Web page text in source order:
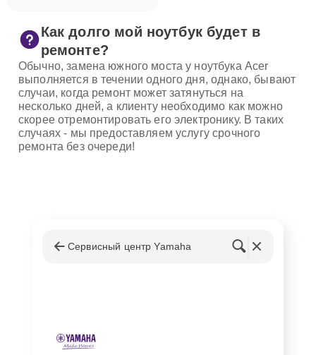
Как долго мой ноутбук будет в
ремонте?
Обычно, замена южного моста у ноутбука Acer
выполняется в течении одного дня, однако, бывают
случаи, когда ремонт может затянуться на
несколько дней, а клиенту необходимо как можно
скорее отремонтировать его электронику. В таких
случаях - мы предоставляем услугу срочного
ремонта без очереди!
Сервисный центр Yamaha